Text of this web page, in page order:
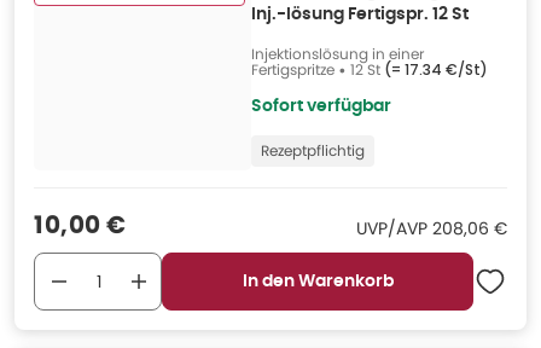
Inj.-lösung Fertigspr. 12 St
Injektionslösung in einer
Fertigspritze • 12 St (= 17.34 €/St)
Sofort verfügbar
Rezeptpflichtig
Verkaufspreis
10,00 € UVP/AVP UVP/AVP:
208,06 €
In den Warenkorb